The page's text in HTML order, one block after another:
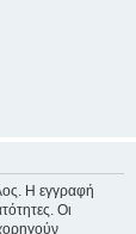
Η εγγραφή
Οι